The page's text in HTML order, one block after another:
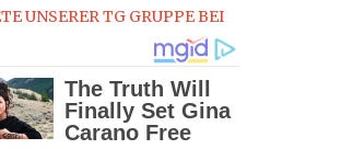
UNSERER TG GRUPPE BEI